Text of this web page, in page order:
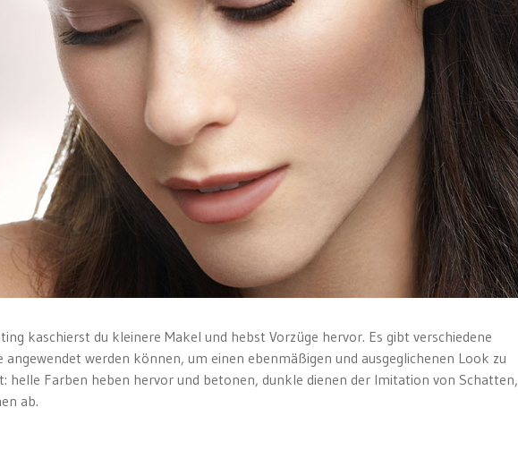
kaschierst du kleinere Makel und hebst Vorzüge hervor. Es gibt verschiedene
werden können, um einen ebenmäßigen und ausgeglichenen Look zu
helle Farben heben hervor und betonen, dunkle dienen der Imitation von Schatten,
ab.